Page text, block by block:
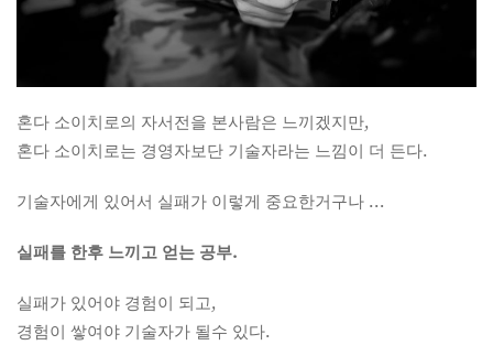
혼다 소이치로의 자서전을 본사람은 느끼겠지만,
혼다 소이치로는 경영자보단 기술자라는 느낌이 더 든다.
기술자에게 있어서 실패가 이렇게 중요한거구나 …
실패를 한후 느끼고 얻는 공부.
실패가 있어야 경험이 되고,
경험이 쌓여야 기술자가 될수 있다.